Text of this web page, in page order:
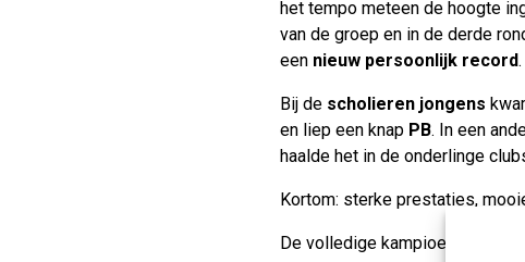
het tempo meteen de hoogte
van de groep en in de derde
een nieuw persoonlijk record
Bij de scholieren jongens
en liep een knap PB. In een
haalde het in de onderlinge
Kortom: sterke prestaties,
De volledige